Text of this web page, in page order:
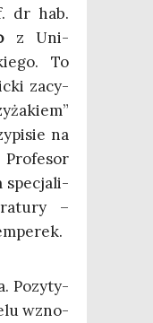
dr hab.
z Uni­
To
zacy­
na
Pro­fe­sor
spe­cja­li­
–
Pozy­ty­
wzno­